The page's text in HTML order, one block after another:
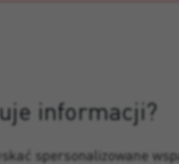
informacji?
spersonalizowane